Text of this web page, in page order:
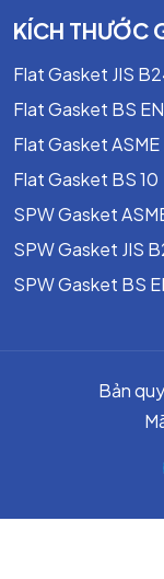
Kiểu kết nối
Điều khiển
Tiêu chuẩn
Phân loại
Theo chất
Van bi thép
Theo kiểu
Van bi Kitz
Van bi tay
KÍCH THƯỚC
Flat Gasket JIS
Flat Gasket BS
Flat Gasket ASME
Flat Gasket BS 10
SPW Gasket
SPW Gasket JIS
SPW Gasket BS
Bản